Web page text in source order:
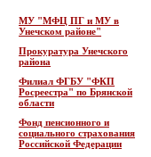
МУ "МФЦ ПГ и МУ в
Унечском районе"
Прокуратура Унечского
района
Филиал ФГБУ "ФКП
Росреестра" по Брянской
области
Фонд пенсионного и
социального страхования
Российской Федерации